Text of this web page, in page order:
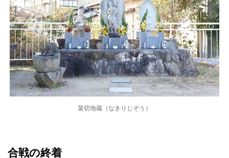
菜切地蔵（なきりじぞう）
合戦の終着